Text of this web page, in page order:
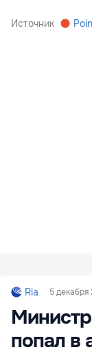
Источник
Ria 5 декабря
попал в